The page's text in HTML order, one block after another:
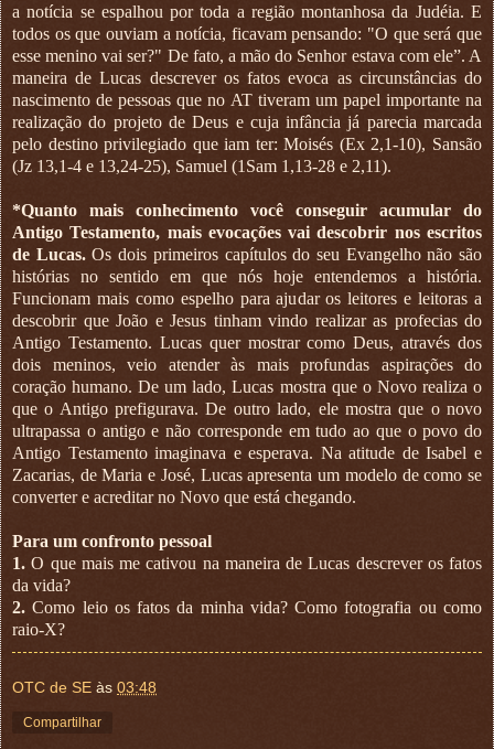
a notícia se espalhou por toda a região montanhosa da Judéia. E
todos os que ouviam a notícia, ficavam pensando: "O que será que
esse menino vai ser?" De fato, a mão do Senhor estava com ele”. A
maneira de Lucas descrever os fatos evoca as circunstâncias do
nascimento de pessoas que no AT tiveram um papel importante na
realização do projeto de Deus e cuja infância já parecia marcada
pelo destino privilegiado que iam ter: Moisés (Ex 2,1-10), Sansão
(Jz 13,1-4 e 13,24-25), Samuel (1Sam 1,13-28 e 2,11).
*Quanto mais conhecimento você conseguir acumular do
Antigo Testamento, mais evocações vai descobrir nos escritos
de Lucas.Os dois primeiros capítulos do seu Evangelho não são
histórias no sentido em que nós hoje entendemos a história.
Funcionam mais como espelho para ajudar os leitores e leitoras a
descobrir que João e Jesus tinham vindo realizar as profecias do
Antigo Testamento. Lucas quer mostrar como Deus, através dos
dois meninos, veio atender às mais profundas aspirações do
coração humano. De um lado, Lucas mostra que o Novo realiza o
que o Antigo prefigurava. De outro lado, ele mostra que o novo
ultrapassa o antigo e não corresponde em tudo ao que o povo do
Antigo Testamento imaginava e esperava. Na atitude de Isabel e
Zacarias, de Maria e José, Lucas apresenta um modelo de como se
converter e acreditar no Novo que está chegando.
Para um confronto pessoal
1. O que mais me cativou na maneira de Lucas descrever os fatos
da vida?
2. Como leio os fatos da minha vida? Como fotografia ou como
raio-X?
OTC de SE às 03:48
Compartilhar